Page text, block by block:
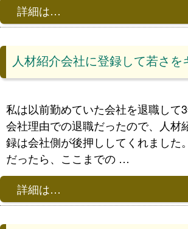
詳細は…
人材紹介会社に登録して若さを
私は以前勤めていた会社を退職して3
会社理由での退職だったので、人材
録は会社側が後押ししてくれました
だったら、ここまでの …
詳細は…